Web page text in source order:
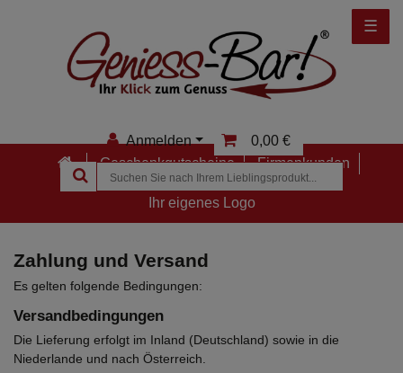
Anmelden
Anmelden
0,00 €
Geschenkgutscheine
Firmenkunden
Ihr eigenes Logo
☰
Zahlung und Versand
Es gelten folgende Bedingungen:
Versandbedingungen
Die Lieferung erfolgt im Inland (Deutschland) sowie in die
Niederlande und nach Österreich.